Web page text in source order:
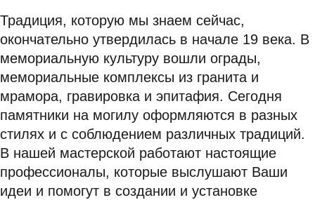
Традиция, которую мы знаем сейчас,
окончательно утвердилась в начале 19 века. В
мемориальную культуру вошли ограды,
мемориальные комплексы из гранита и
мрамора, гравировка и эпитафия. Сегодня
памятники на могилу оформляются в разных
стилях и с соблюдением различных традиций.
В нашей мастерской работают настоящие
профессионалы, которые выслушают Ваши
идеи и помогут в создании и установке